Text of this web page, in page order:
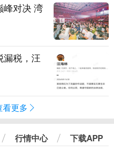
峰对决 湾
漏税，汪
看更多
行情中心 下载APP